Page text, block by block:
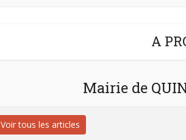
A
Mairie de
Voir tous les articles